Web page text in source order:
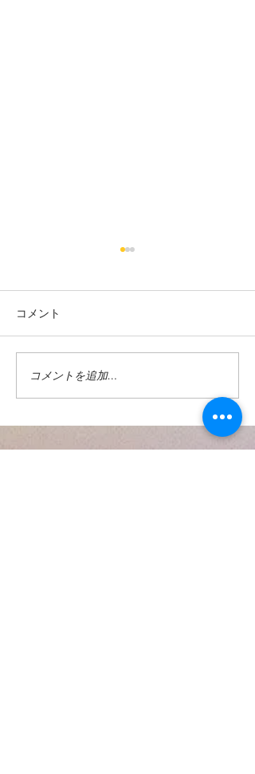
巡りくるくる整えたら７
ｃｍ減りました
コメント
コメントを追加…